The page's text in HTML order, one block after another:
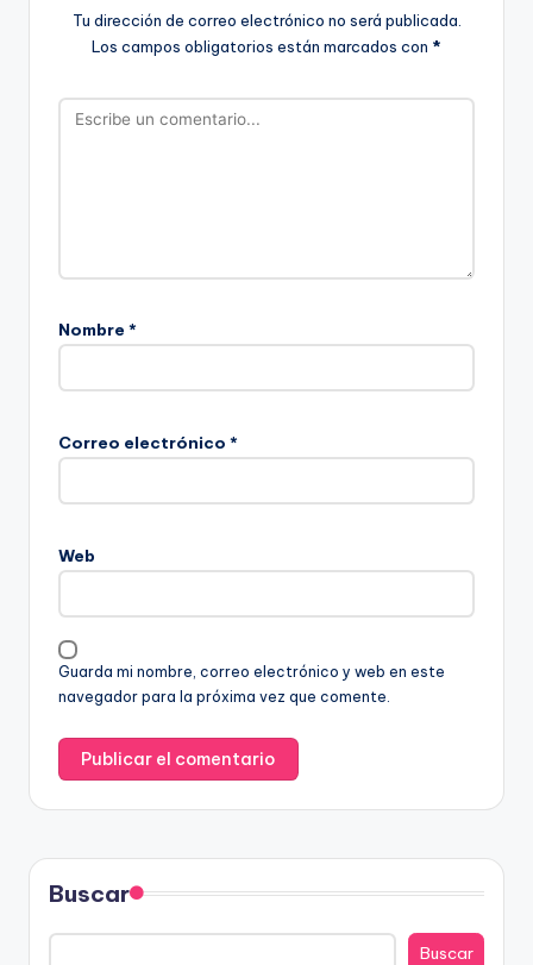
Tu dirección de correo electrónico no será publicada.
Los campos obligatorios están marcados con *
Nombre *
Correo electrónico *
Web
Guarda mi nombre, correo electrónico y web en este
navegador para la próxima vez que comente.
Buscar
Buscar